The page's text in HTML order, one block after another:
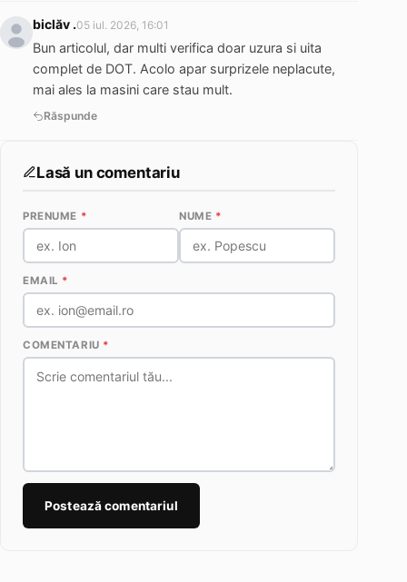
biclăv .05 iul. 2026, 16:01
Bun articolul, dar multi verifica doar uzura si uita
complet de DOT. Acolo apar surprizele neplacute,
mai ales la masini care stau mult.
Răspunde
Lasă un comentariu
PRENUME * NUME *
EMAIL *
COMENTARIU *
Postează comentariul